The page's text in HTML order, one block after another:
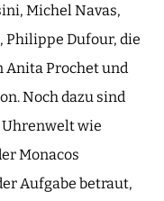
Michel Navas,
Philippe Dufour, die
Prochet und
Noch dazu sind
Uhrenwelt wie
Monacos
Aufgabe betraut,